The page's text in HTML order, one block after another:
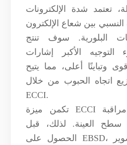
تعتمد شدة الإلكترونات
النسبي بين شعاع الإلكترون
البلورية. سوف تنتج
الأكبر إشارات
وتباينًا أعلى، مما يتيح
اتجاه الحبوب من خلال
ECCI.
تكمن ميزة ECCI في قدرتها على مراقبة
العينة. لذلك، قبل
الحصول على EBSD، يمكن استخدام تصوير